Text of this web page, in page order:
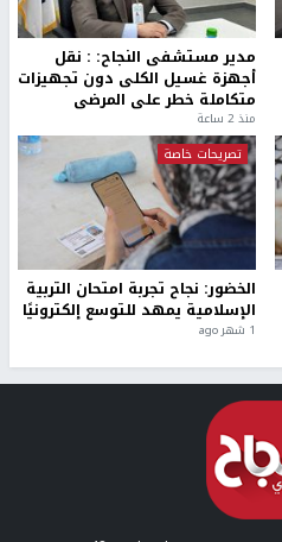
مدير مستشفى النجاح: : نقل
أجهزة غسيل الكلى دون تجهيزات
متكاملة خطر على المرضى
منذ 2 ساعة
تصريحات خاصة
الخضور: نجاح تجربة امتحان التربية
الإسلامية يمهد للتوسع إلكترونيًا
1 شهر ago